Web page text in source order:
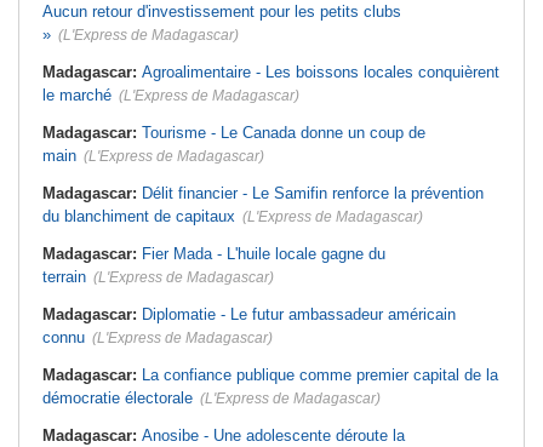
Aucun retour d'investissement pour les petits clubs
» (L'Express de Madagascar)
Madagascar: Agroalimentaire - Les boissons locales conquièrent
le marché (L'Express de Madagascar)
Madagascar: Tourisme - Le Canada donne un coup de
main (L'Express de Madagascar)
Madagascar: Délit financier - Le Samifin renforce la prévention
du blanchiment de capitaux (L'Express de Madagascar)
Madagascar: Fier Mada - L'huile locale gagne du
terrain (L'Express de Madagascar)
Madagascar: Diplomatie - Le futur ambassadeur américain
connu (L'Express de Madagascar)
Madagascar: La confiance publique comme premier capital de la
démocratie électorale (L'Express de Madagascar)
Madagascar: Anosibe - Une adolescente déroute la